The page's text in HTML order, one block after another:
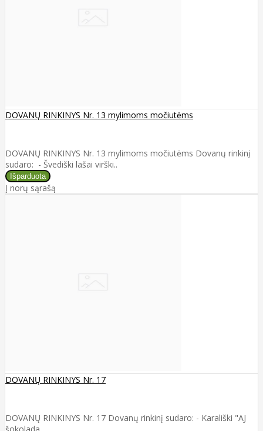
DOVANŲ RINKINYS Nr. 13 mylimoms močiutėms
DOVANŲ RINKINYS Nr. 13 mylimoms močiutėms Dovanų rinkinį
sudaro: - Švediški lašai virški..
Į norų sąrašą
DOVANŲ RINKINYS Nr. 17
DOVANŲ RINKINYS Nr. 17 Dovanų rinkinį sudaro: - Karališki "AJ